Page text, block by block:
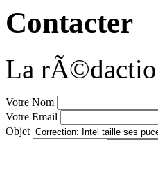
Contacter
La
Votre Nom
Votre Email
Objet